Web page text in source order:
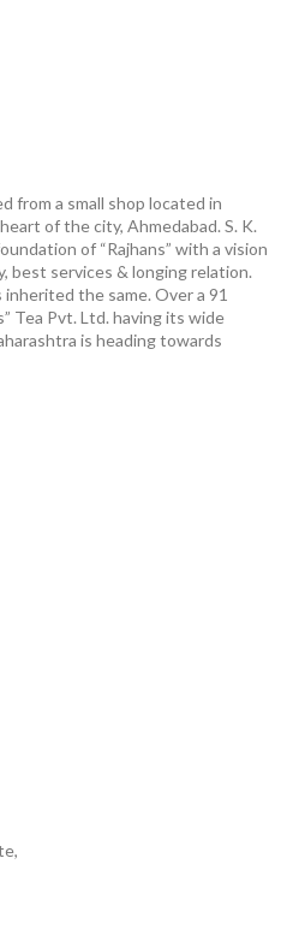
from a small shop located in
of the city, Ahmedabad. S. K.
of “Rajhans” with a vision
best services & longing relation.
the same. Over a 91
Tea Pvt. Ltd. having its wide
is heading towards